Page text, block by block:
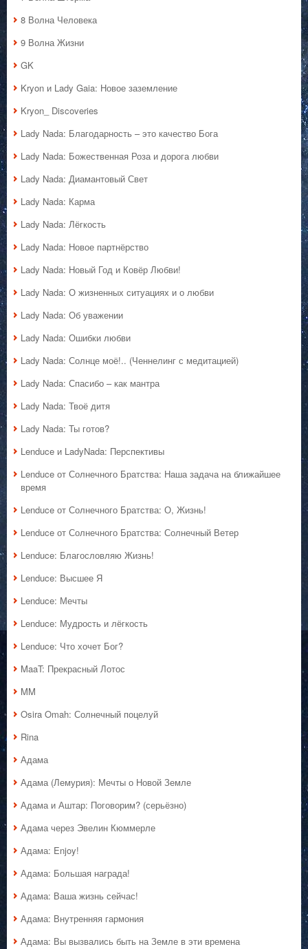
8 Волна Человека
9 Волна Жизни
GK
Kryon и Lady Gaia: Новое заземление
Kryon_ Discoveries
Lady Nada: Благодарность – это качество Бога
Lady Nada: Божественная Роза и дорога любви
Lady Nada: Диамантовый Свет
Lady Nada: Карма
Lady Nada: Лёгкость
Lady Nada: Новое партнёрство
Lady Nada: Новый Год и Ковёр Любви!
Lady Nada: О жизненных ситуациях и о любви
Lady Nada: Об уважении
Lady Nada: Ошибки любви
Lady Nada: Солнце моё!.. (Ченнелинг с медитацией)
Lady Nada: Спасибо – как мантра
Lady Nada: Твоё дитя
Lady Nada: Ты готов?
Lenduce и LadyNada: Перспективы
Lenduce от Солнечного Братства: Наша задача на ближайшее
время
Lenduce от Солнечного Братства: О, Жизнь!
Lenduce от Солнечного Братства: Солнечный Ветер
Lenduce: Благословляю Жизнь!
Lenduce: Высшее Я
Lenduce: Мечты
Lenduce: Мудрость и лёгкость
Lenduce: Что хочет Бог?
MaaT: Прекрасный Лотос
MM
Osira Omah: Солнечный поцелуй
Rina
Адама
Адама (Лемурия): Мечты о Новой Земле
Адама и Аштар: Поговорим? (серьёзно)
Адама через Эвелин Кюммерле
Адама: Enjoy!
Адама: Большая награда!
Адама: Ваша жизнь сейчас!
Адама: Внутренняя гармония
Адама: Вы вызвались быть на Земле в эти времена